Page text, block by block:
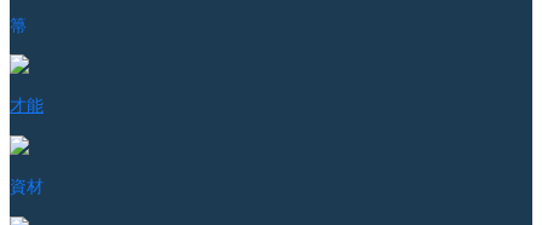
箒
才能
資材